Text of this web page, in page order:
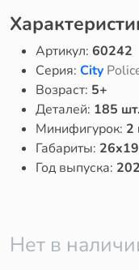
Артикул: 60242
Серия: City
Возраст: 5+
Деталей: 185 шт.
Минифигурок: 2
Габариты:
Год выпуска:
Нет в